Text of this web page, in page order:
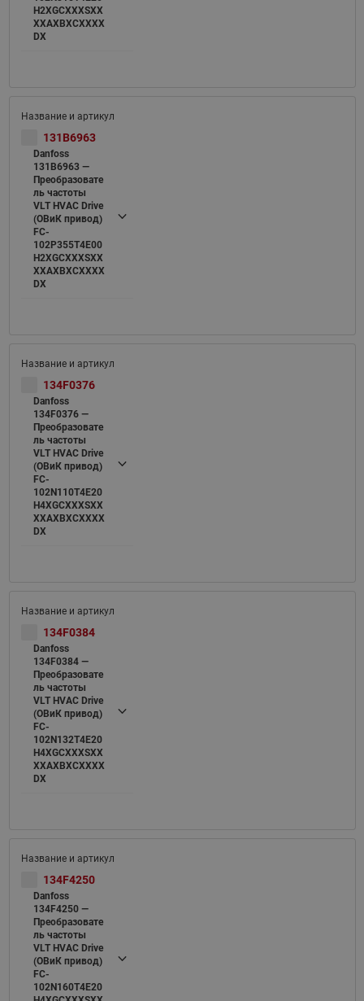
H2XGCXXXSXX
XXAXBXCXXXX
DX
131B6963
Danfoss
131B6963 —
Преобразовате
ль частоты
VLT HVAC Drive
(ОВиК привод)
FC-
102P355T4E00
H2XGCXXXSXX
XXAXBXCXXXX
DX
134F0376
Danfoss
134F0376 —
Преобразовате
ль частоты
VLT HVAC Drive
(ОВиК привод)
FC-
102N110T4E20
H4XGCXXXSXX
XXAXBXCXXXX
DX
134F0384
Danfoss
134F0384 —
Преобразовате
ль частоты
VLT HVAC Drive
(ОВиК привод)
FC-
102N132T4E20
H4XGCXXXSXX
XXAXBXCXXXX
DX
134F4250
Danfoss
134F4250 —
Преобразовате
ль частоты
VLT HVAC Drive
(ОВиК привод)
FC-
102N160T4E20